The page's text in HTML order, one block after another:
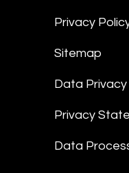
Privacy
Sitemap
Data
Privacy
Data